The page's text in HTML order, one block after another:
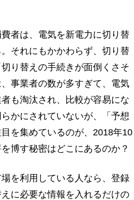
者は、電気を新電力に切り替
それにもかかわらず、切り替
り替えの手続きが面倒くさそ
事業者の数が多すぎて、電気
も淘汰され、比較が容易にな
かにされていないが、「予想
を集めているのが、2018年10
博す秘密はどこにあるのか？
を利用している人なら、登録
に必要な情報を入れるだけの